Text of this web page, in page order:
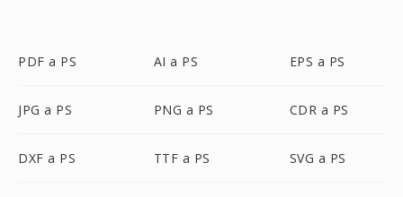
PDF a PS AI a PS EPS a PS
JPG a PS PNG a PS CDR a PS
DXF a PS TTF a PS SVG a PS